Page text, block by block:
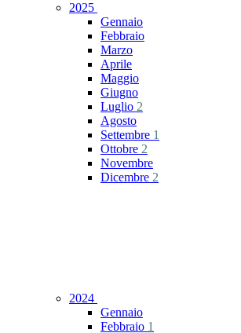
2025
Gennaio
Febbraio
Marzo
Aprile
Maggio
Giugno
Luglio 2
Agosto
Settembre 1
Ottobre 2
Novembre
Dicembre 2
2024
Gennaio
Febbraio 1